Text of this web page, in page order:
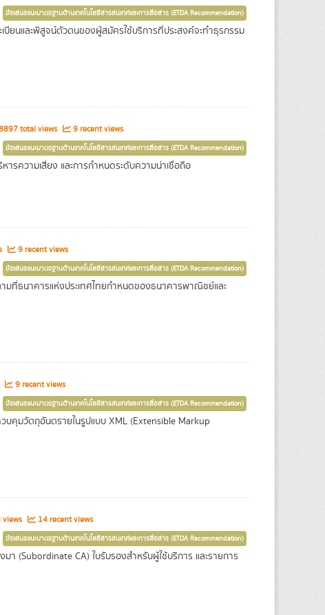
ข้อเสนอแนะมาตรฐานด้านเทคโนโลยีสารสนเทศและการสื่อสาร (ETDA Recommendation)
ยนและพิสูจน์ตัวตนของผู้สมัครใช้บริการที่ประสงค์จะทำธุรกรรม
total views 9 recent views
ข้อเสนอแนะมาตรฐานด้านเทคโนโลยีสารสนเทศและการสื่อสาร (ETDA Recommendation)
รความเสี่ยง และการกำหนดระดับความน่าเชื่อถือ
9 recent views
ข้อเสนอแนะมาตรฐานด้านเทคโนโลยีสารสนเทศและการสื่อสาร (ETDA Recommendation)
ที่ธนาคารแห่งประเทศไทยกำหนดของธนาคารพาณิชย์และ
9 recent views
ข้อเสนอแนะมาตรฐานด้านเทคโนโลยีสารสนเทศและการสื่อสาร (ETDA Recommendation)
คุมวัตถุอันตรายในรูปแบบ XML (Extensible Markup
14 recent views
ข้อเสนอแนะมาตรฐานด้านเทคโนโลยีสารสนเทศและการสื่อสาร (ETDA Recommendation)
(Subordinate CA) ใบรับรองสำหรับผู้ใช้บริการ และรายการ